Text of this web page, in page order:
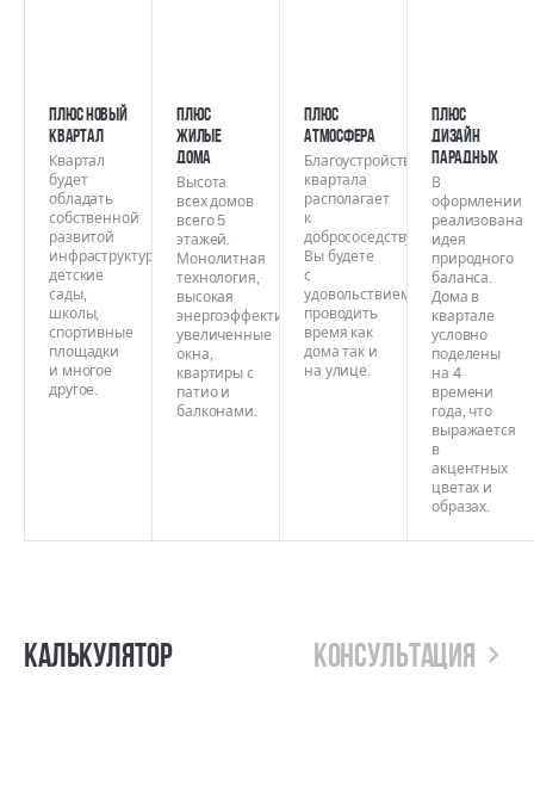
ПЛЮС НОВЫЙ
КВАРТАЛ
Квартал
будет
обладать
собственной
развитой
инфраструктурой:
детские
сады,
школы,
спортивные
площадки
и многое
другое.
ПЛЮС
ЖИЛЫЕ
ДОМА
Высота
всех домов
всего 5
этажей.
Монолитная
технология,
высокая
энергоэффективность,
увеличенные
окна,
квартиры с
патио и
балконами.
ПЛЮС
АТМОСФЕРА
Благоустройство
квартала
располагает
к
добрососедству.
Вы будете
с
удовольствием
проводить
время как
дома так и
на улице.
ПЛЮС
ДИЗАЙН
ПАРАДНЫХ
В
оформлении
реализована
идея
природного
баланса.
Дома в
квартале
условно
поделены
на 4
времени
года, что
выражается
в
акцентных
цветах и
образах.
Калькулятор Консультация